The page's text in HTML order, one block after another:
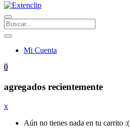
Mi Cuenta
0
agregados recientemente
x
Aún no tienes nada en tu carrito :(